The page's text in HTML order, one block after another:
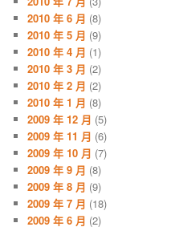
2010 年 6 月 (8)
2010 年 5 月 (9)
2010 年 4 月 (1)
2010 年 3 月 (2)
2010 年 2 月 (2)
2010 年 1 月 (8)
2009 年 12 月 (5)
2009 年 11 月 (6)
2009 年 10 月 (7)
2009 年 9 月 (8)
2009 年 8 月 (9)
2009 年 7 月 (18)
2009 年 6 月 (2)